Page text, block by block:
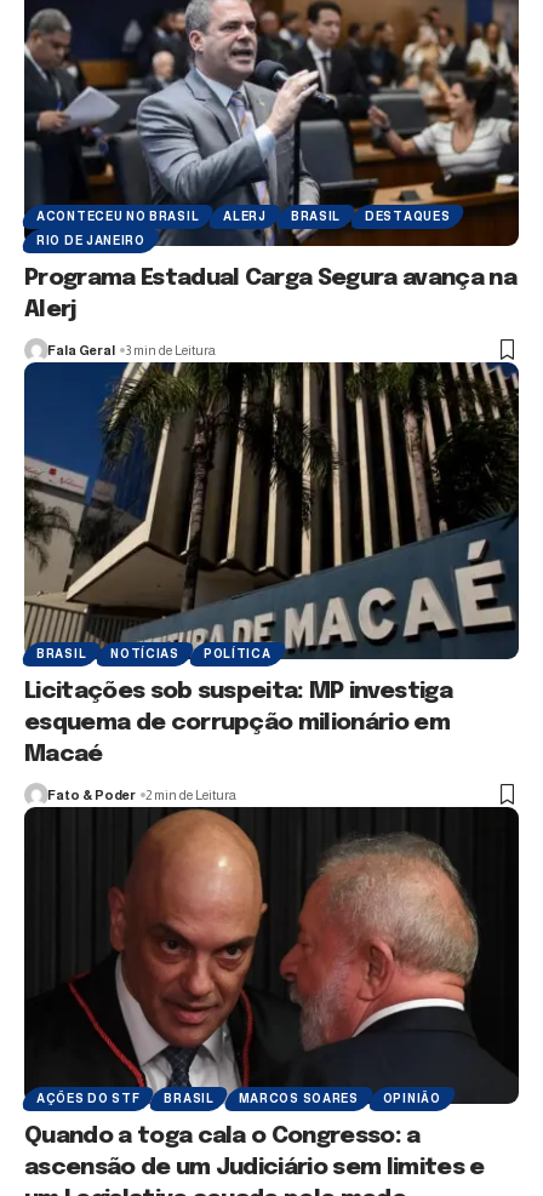
ACONTECEU NO BRASIL ALERJ BRASIL
DESTAQUES
RIO DE JANEIRO
Programa Estadual Carga Segura avança na
Alerj
Fala Geral 3 min de Leitura
BRASIL NOTÍCIAS POLÍTICA
Licitações sob suspeita: MP investiga
esquema de corrupção milionário em
Macaé
Fato & Poder 2 min de Leitura
AÇÕES DO STF BRASIL MARCOS SOARES OPINIÃO
Quando a toga cala o Congresso: a
ascensão de um Judiciário sem limites e